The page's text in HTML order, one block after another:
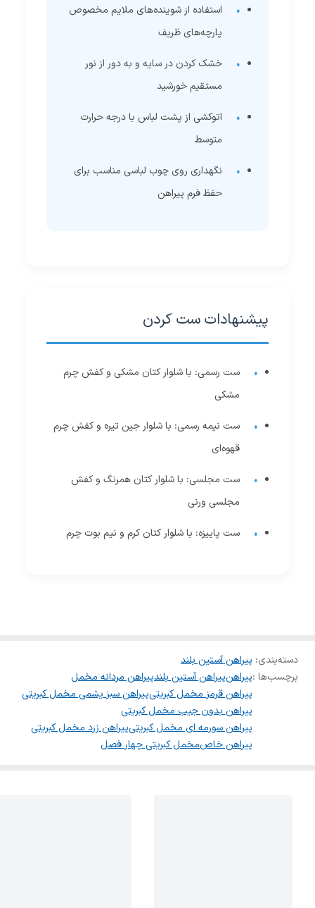
استفاده از شوینده‌های ملایم مخصوص
پارچه‌های ظریف
خشک کردن در سایه و به دور از نور
مستقیم خورشید
اتوکشی از پشت لباس با درجه حرارت
متوسط
نگهداری روی چوب لباسی مناسب برای
حفظ فرم پیراهن
پیشنهادات ست کردن
ست رسمی: با شلوار کتان مشکی و کفش چرم
مشکی
ست نیمه رسمی: با شلوار جین تیره و کفش چرم
قهوه‌ای
ست مجلسی: با شلوار کتان همرنگ و کفش
مجلسی ورنی
ست پاییزه: با شلوار کتان کرم و نیم بوت چرم
دسته‌بندی: پیراهن آستین بلند
برچسب‌ها :پیراهنپیراهن آستین بلندپیراهن مردانه مخمل
پیراهن قرمز مخمل کبریتیپیراهن سبز یشمی مخمل کبریتی
پیراهن بدون جیب مخمل کبریتی
پیراهن سورمه ای مخمل کبریتیپیراهن زرد مخمل کبریتی
پیراهن خاصمخمل کبریتی چهار فصل